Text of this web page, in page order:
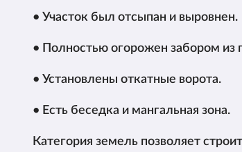
• Участок был отсыпан и выровнен.
• Полностью огорожен забором из
• Установлены откатные ворота.
• Есть беседка и мангальная зона.
Категория земель позволяет